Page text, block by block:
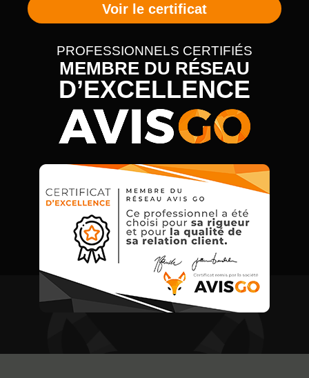
Voir le certificat
PROFESSIONNELS CERTIFIÉS
MEMBRE DU RÉSEAU
D’EXCELLENCE